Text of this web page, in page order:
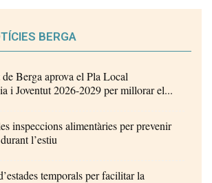
BERGA
Berga aprova el Pla Local
i Joventut 2026-2029 per millorar el...
inspeccions alimentàries per prevenir
l’estiu
temporals per facilitar la